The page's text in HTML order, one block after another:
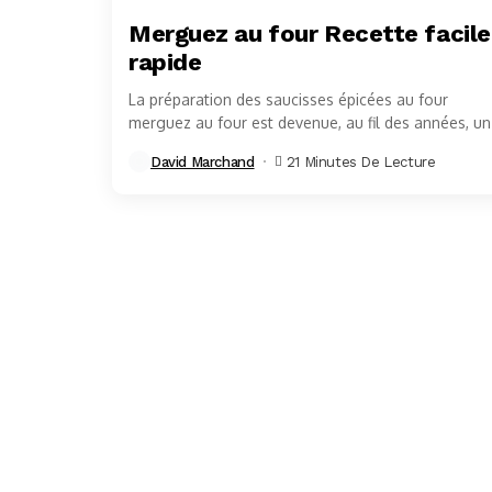
Merguez au four Recette
rapide
La préparation des saucisses épicées au four
merguez au four est devenue, au fil des années,
David Marchand 21 Minutes De Lecture